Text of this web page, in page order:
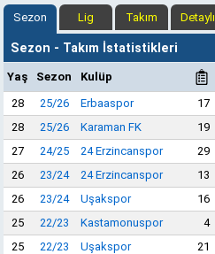
Sezon Lig Takım Detaylı
Sezon - Takım İstatistikleri
Yaş Sezon Kulüp
28
25/26 Erbaaspor 17
28
25/26 Karaman FK 19
27
24/25 24 Erzincanspor 29
26
23/24 24 Erzincanspor 13
26
23/24 Uşakspor 16
25
22/23 Kastamonuspor 4
25
22/23 Uşakspor 21